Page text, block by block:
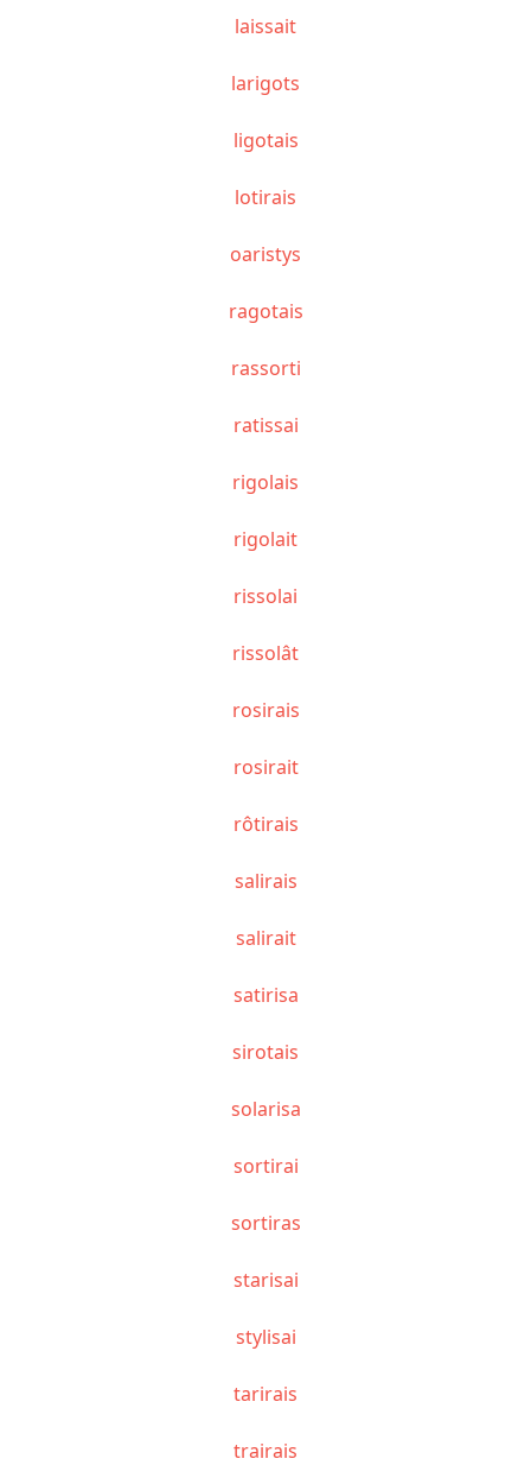
laissait
larigots
ligotais
lotirais
oaristys
ragotais
rassorti
ratissai
rigolais
rigolait
rissolai
rissolât
rosirais
rosirait
rôtirais
salirais
salirait
satirisa
sirotais
solarisa
sortirai
sortiras
starisai
stylisai
tarirais
trairais